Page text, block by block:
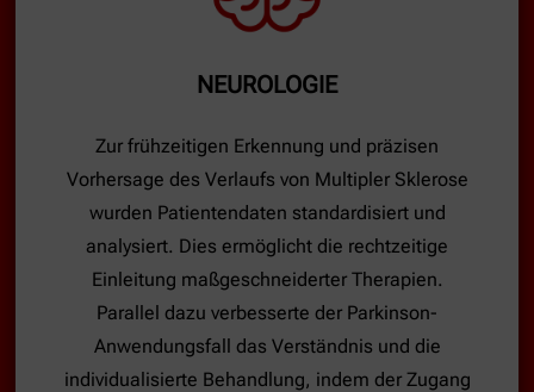
NEUROLOGIE
Zur frühzeitigen Erkennung und präzisen
Vorhersage des Verlaufs von Multipler Sklerose
wurden Patientendaten standardisiert und
analysiert. Dies ermöglicht die rechtzeitige
Einleitung maßgeschneiderter Therapien.
Parallel dazu verbesserte der Parkinson-
Anwendungsfall das Verständnis und die
individualisierte Behandlung, indem der Zugang